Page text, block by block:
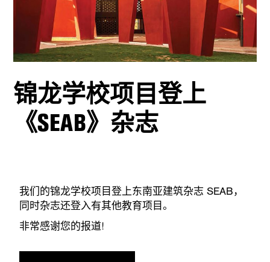
锦龙学校项目登上
《SEAB》杂志
我们的锦龙学校项目登上东南亚建筑杂志 SEAB，
同时杂志还登入有其他教育项目。
非常感谢您的报道!